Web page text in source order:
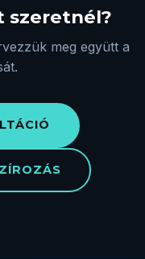
szeretnél?
meg együtt a